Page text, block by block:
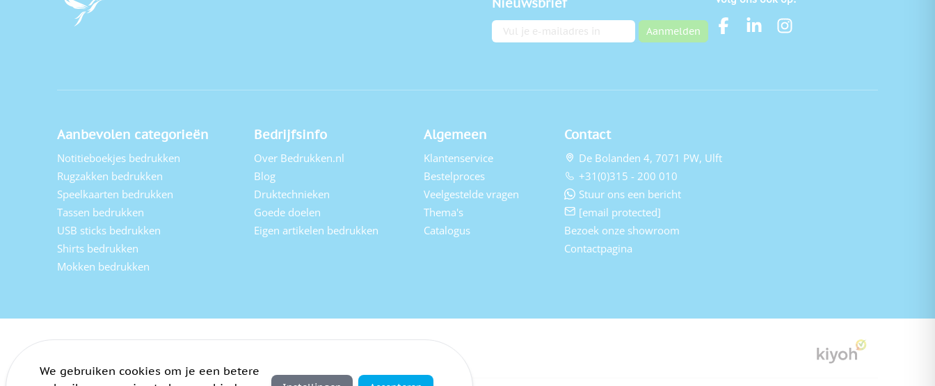
E-mailadres Aanmelden
Aanbevolen categorieën
Notitieboekjes bedrukken
Rugzakken bedrukken
Speelkaarten bedrukken
Tassen bedrukken
USB sticks bedrukken
Shirts bedrukken
Mokken bedrukken
Bedrijfsinfo
Over Bedrukken.nl
Blog
Druktechnieken
Goede doelen
Eigen artikelen bedrukken
Algemeen
Klantenservice
Bestelproces
Veelgestelde vragen
Thema's
Catalogus
Contact
De Bolanden 4, 7071 PW, Ulft
+31(0)315 - 200 010
Stuur ons een bericht
[email protected]
Bezoek onze showroom
Contactpagina
We gebruiken cookies om je een betere